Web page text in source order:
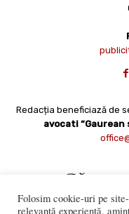
Redacția beneficiază de
avocati “Gaurean
Folosim cookie-uri pe
relevantă experiență,